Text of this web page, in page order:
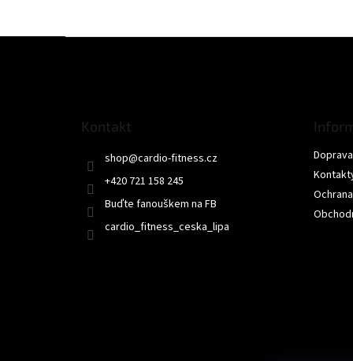
Kontakt
shop@cardio-fitness.cz
+420 721 158 245
Buďte fanouškem na FB
cardio_fitness_ceska_lipa